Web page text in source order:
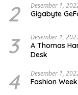
2 Desember 1,
Gigabyte
3 Desember 1,
A Thomas
Desk
4 Desember 1,
Fashion